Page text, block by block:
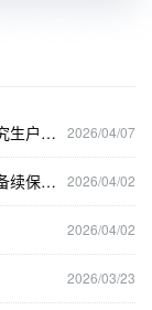
2026/04/07
“湖光疗心·春日同行”—南京地湖所2026年研究生户外踏青游报名通知
2026/04/02
南京地理与湖泊研究所2026年网络和安全设备续保项目询价磋商公告
2026/04/02
2026/03/23